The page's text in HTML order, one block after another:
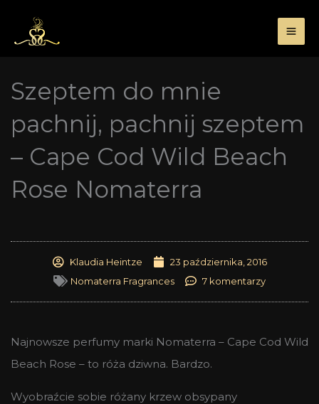
treści
Szeptem do mnie
pachnij, pachnij szeptem
– Cape Cod Wild Beach
Rose Nomaterra
Klaudia Heintze
23 października, 2016
Nomaterra Fragrances
7 komentarzy
Najnowsze perfumy marki Nomaterra – Cape Cod Wild
Beach Rose – to róża dziwna. Bardzo.
Wyobraźcie sobie różany krzew obsypany